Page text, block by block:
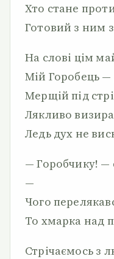
Хто стане
Готовий з ним
На слові цім
Мій Горобець —
Мерщій під
Лякливо
Ледь дух не
— Горобчику! —
—
Чого
То хмарка над
Стрічаємось з